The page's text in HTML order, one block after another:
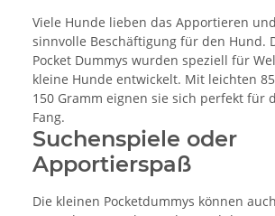
Viele Hunde lieben das Apportieren
sinnvolle Beschäftigung für den Hund.
Pocket Dummys wurden speziell für
kleine Hunde entwickelt. Mit leichten
150 Gramm eignen sie sich perfekt für
Fang.
Suchenspiele oder
Apportierspaß
Die kleinen Pocketdummys können